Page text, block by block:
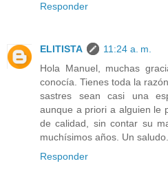
Responder
ELITISTA
11:24 a. m.
Hola Manuel, muchas
conocía. Tienes toda la
sastres sean casi una
aunque a priori a alguien le
de calidad, sin contar su
muchísimos años. Un saludo.
Responder